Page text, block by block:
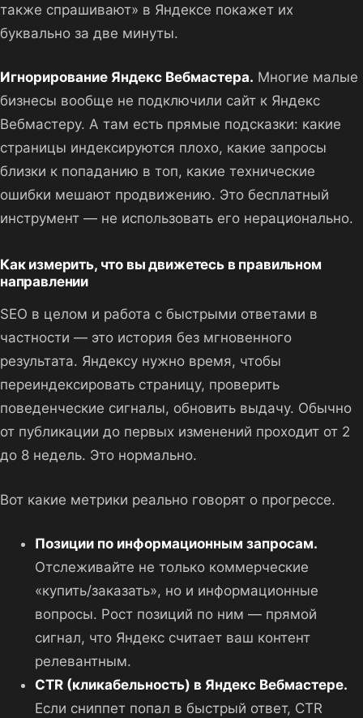
также спрашивают» в Яндексе покажет их
буквально за две минуты.
Игнорирование Яндекс Вебмастера. Многие малые
бизнесы вообще не подключили сайт к Яндекс
Вебмастеру. А там есть прямые подсказки: какие
страницы индексируются плохо, какие запросы
близки к попаданию в топ, какие технические
ошибки мешают продвижению. Это бесплатный
инструмент — не использовать его нерационально.
Как измерить, что вы движетесь в правильном
направлении
SEO в целом и работа с быстрыми ответами в
частности — это история без мгновенного
результата. Яндексу нужно время, чтобы
переиндексировать страницу, проверить
поведенческие сигналы, обновить выдачу. Обычно
от публикации до первых изменений проходит от 2
до 8 недель. Это нормально.
Вот какие метрики реально говорят о прогрессе.
Позиции по информационным запросам.
Отслеживайте не только коммерческие
«купить/заказать», но и информационные
вопросы. Рост позиций по ним — прямой
сигнал, что Яндекс считает ваш контент
релевантным.
CTR (кликабельность) в Яндекс Вебмастере.
Если сниппет попал в быстрый ответ, CTR